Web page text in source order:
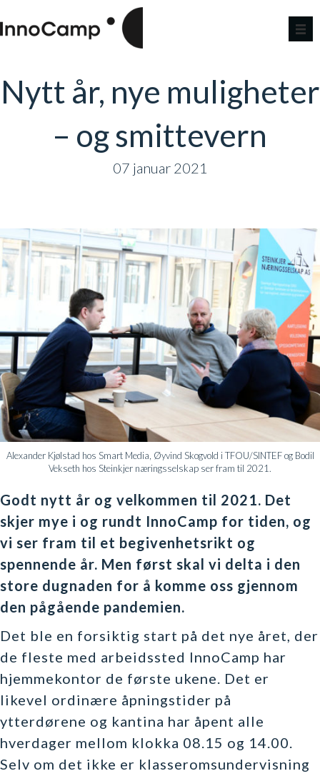
Nytt år, nye muligheter
– og smittevern
07 januar 2021
Alexander Kjølstad hos Smart Media, Øyvind Skogvold i TFOU/SINTEF og Bodil
Vekseth hos Steinkjer næringsselskap ser fram til 2021.
Godt nytt år og velkommen til 2021. Det
skjer mye i og rundt InnoCamp for tiden, og
vi ser fram til et begivenhetsrikt og
spennende år. Men først skal vi delta i den
store dugnaden for å komme oss gjennom
den pågående pandemien.
Det ble en forsiktig start på det nye året, der
de fleste med arbeidssted InnoCamp har
hjemmekontor de første ukene. Det er
likevel ordinære åpningstider på
ytterdørene og kantina har åpent alle
hverdager mellom klokka 08.15 og 14.00.
Selv om det ikke er klasseromsundervisning